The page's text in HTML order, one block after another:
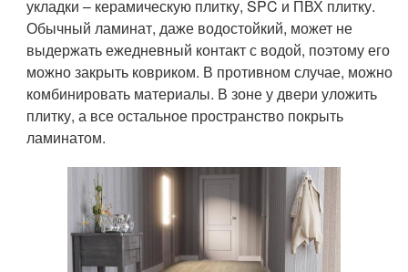
укладки – керамическую плитку, SPC и ПВХ плитку.
Обычный ламинат, даже водостойкий, может не
выдержать ежедневный контакт с водой, поэтому его
можно закрыть ковриком. В противном случае, можно
комбинировать материалы. В зоне у двери уложить
плитку, а все остальное пространство покрыть
ламинатом.